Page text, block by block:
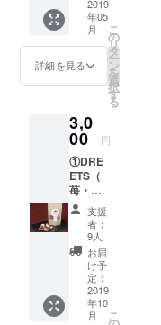
リン
ゴ）1個
(内容量
13ｇ)の
お届け
予定で
す。
2019
年05
月
詳細を見る
こ
の
リ
タ
ー
ン
を
選
択
す
る
3,0
00 円
①DRE
ETS（
苺・
桃・巨
峰）内
容量13
ｇ 3袋
③DRE
ETS（
苺・不
知火・
リン
支援
者：
9人
お届
け予
定：
2019
年10
月
こ